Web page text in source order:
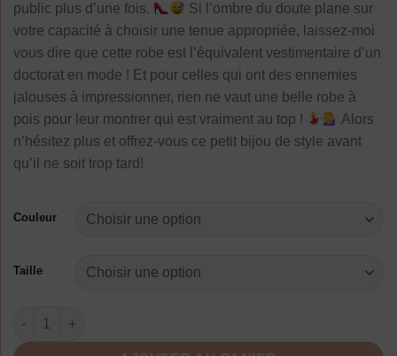
public plus d’une fois.
Si l’ombre du doute plane sur
votre capacité à choisir une tenue appropriée, laissez-moi
vous dire que cette robe est l’équivalent vestimentaire d’un
doctorat en mode ! Et pour celles qui ont des ennemies
jalouses à impressionner, rien ne vaut une belle robe à
pois pour leur montrer qui est vraiment au top !
Alors
n’hésitez plus et offrez-vous ce petit bijou de style avant
qu’il ne soit trop tard!
Couleur
Taille
quantité de Robe Manche Longue A Pois Foulard En